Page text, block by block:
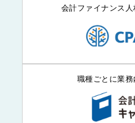
会計ファイナンス
職種ごとに業